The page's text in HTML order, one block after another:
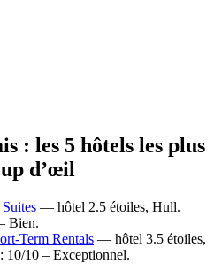
: les 5 hôtels les plus
d’œil
— hôtel 2.5 étoiles, Hull.
Bien.
Term Rentals — hôtel 3.5 étoiles,
10/10 – Exceptionnel.